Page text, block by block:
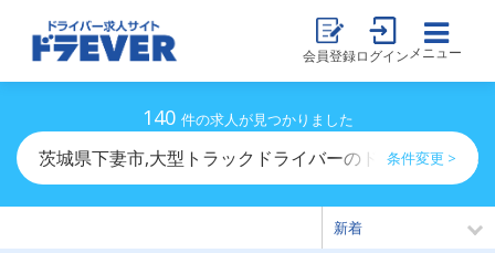
会員登録ログイン メニュー
140 件の求人が見つかりました
茨城県下妻市,大型トラックドライバーのドライバー求人
条件変更 >